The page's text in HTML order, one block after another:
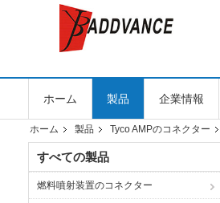
ホーム 製品 企業情報
ホーム 製品 Tyco AMPのコネクター
すべての製品
燃料噴射装置のコネクター